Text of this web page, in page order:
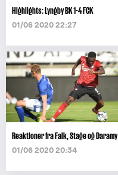
Highlights: Lyngby BK 1-4 FCK
01/06 2020 22:27
Reaktioner fra Falk, Stage og Daramy
01/06 2020 20:34